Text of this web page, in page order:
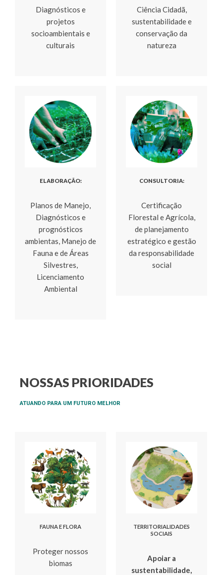
Diagnósticos e
projetos
socioambientais e
culturais
Ciência Cidadã,
sustentabilidade e
conservação da
natureza
ELABORAÇÃO:
Planos de Manejo,
Diagnósticos e
prognósticos
ambientas, Manejo de
Fauna e de Áreas
Silvestres,
Licenciamento
Ambiental
CONSULTORIA:
Certificação
Florestal e Agrícola,
de planejamento
estratégico e gestão
da responsabilidade
social
NOSSAS PRIORIDADES
ATUANDO PARA UM FUTURO MELHOR
FAUNA E FLORA
Proteger nossos
biomas
TERRITORIALIDADES
SOCIAIS
Apoiar a
sustentabilidade,